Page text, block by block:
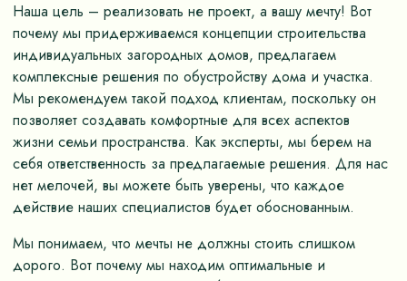
Наша цель – реализовать не проект, а вашу мечту! Вот
почему мы придерживаемся концепции строительства
индивидуальных загородных домов, предлагаем
комплексные решения по обустройству дома и участка.
Мы рекомендуем такой подход клиентам, поскольку он
позволяет создавать комфортные для всех аспектов
жизни семьи пространства. Как эксперты, мы берем на
себя ответственность за предлагаемые решения. Для нас
нет мелочей, вы можете быть уверены, что каждое
действие наших специалистов будет обоснованным.
Мы понимаем, что мечты не должны стоить слишком
дорого. Вот почему мы находим оптимальные и